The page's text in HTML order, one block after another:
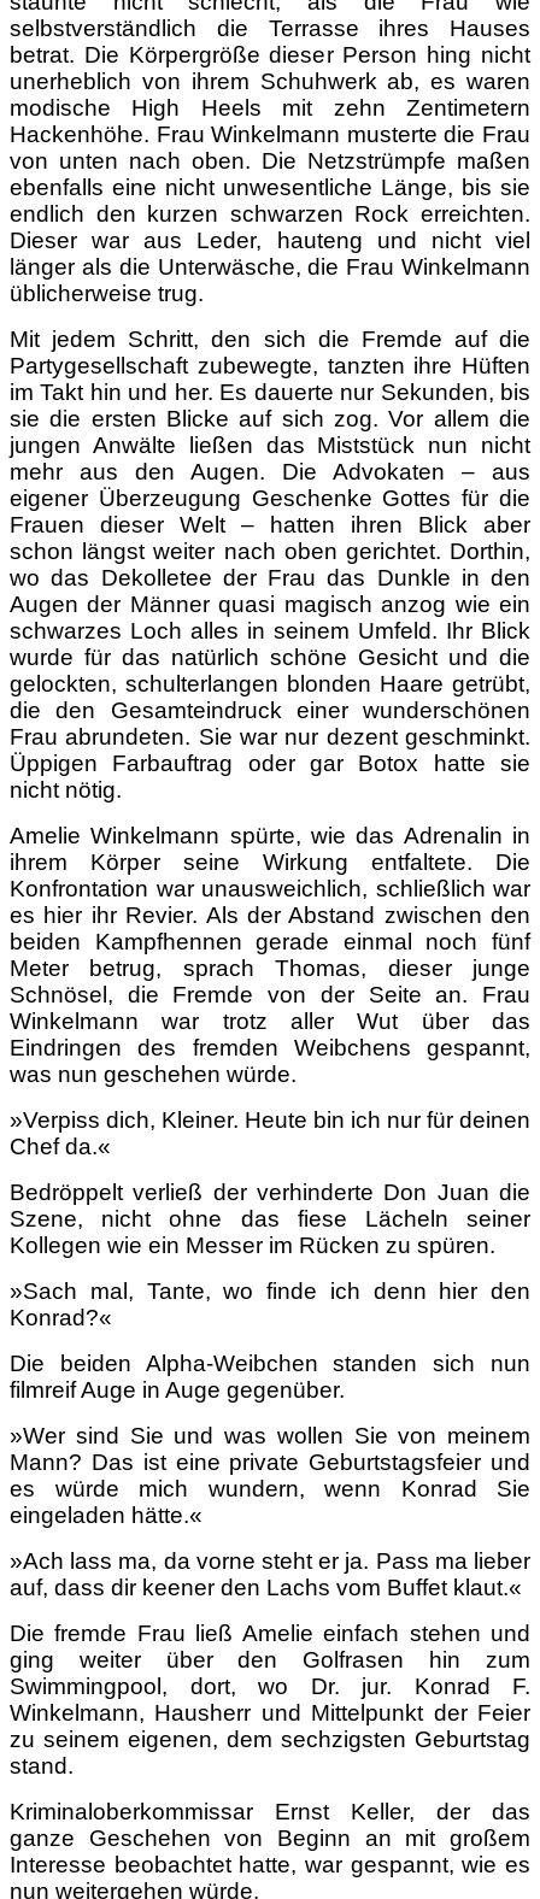
selbstverständlich die Terrasse ihres Hauses
betrat. Die Körpergröße dieser Person hing nicht
unerheblich von ihrem Schuhwerk ab, es waren
modische High Heels mit zehn Zentimetern
Hackenhöhe. Frau Winkelmann musterte die Frau
von unten nach oben. Die Netzstrümpfe maßen
ebenfalls eine nicht unwesentliche Länge, bis sie
endlich den kurzen schwarzen Rock erreichten.
Dieser war aus Leder, hauteng und nicht viel
länger als die Unterwäsche, die Frau Winkelmann
üblicherweise trug.
Mit jedem Schritt, den sich die Fremde auf die
Partygesellschaft zubewegte, tanzten ihre Hüften
im Takt hin und her. Es dauerte nur Sekunden, bis
sie die ersten Blicke auf sich zog. Vor allem die
jungen Anwälte ließen das Miststück nun nicht
mehr aus den Augen. Die Advokaten – aus
eigener Überzeugung Geschenke Gottes für die
Frauen dieser Welt – hatten ihren Blick aber
schon längst weiter nach oben gerichtet. Dorthin,
wo das Dekolletee der Frau das Dunkle in den
Augen der Männer quasi magisch anzog wie ein
schwarzes Loch alles in seinem Umfeld. Ihr Blick
wurde für das natürlich schöne Gesicht und die
gelockten, schulterlangen blonden Haare getrübt,
die den Gesamteindruck einer wunderschönen
Frau abrundeten. Sie war nur dezent geschminkt.
Üppigen Farbauftrag oder gar Botox hatte sie
nicht nötig.
Amelie Winkelmann spürte, wie das Adrenalin in
ihrem Körper seine Wirkung entfaltete. Die
Konfrontation war unausweichlich, schließlich war
es hier ihr Revier. Als der Abstand zwischen den
beiden Kampfhennen gerade einmal noch fünf
Meter betrug, sprach Thomas, dieser junge
Schnösel, die Fremde von der Seite an. Frau
Winkelmann war trotz aller Wut über das
Eindringen des fremden Weibchens gespannt,
was nun geschehen würde.
»Verpiss dich, Kleiner. Heute bin ich nur für deinen
Chef da.«
Bedröppelt verließ der verhinderte Don Juan die
Szene, nicht ohne das fiese Lächeln seiner
Kollegen wie ein Messer im Rücken zu spüren.
»Sach mal, Tante, wo finde ich denn hier den
Konrad?«
Die beiden Alpha-Weibchen standen sich nun
filmreif Auge in Auge gegenüber.
»Wer sind Sie und was wollen Sie von meinem
Mann? Das ist eine private Geburtstagsfeier und
es würde mich wundern, wenn Konrad Sie
eingeladen hätte.«
»Ach lass ma, da vorne steht er ja. Pass ma lieber
auf, dass dir keener den Lachs vom Buffet klaut.«
Die fremde Frau ließ Amelie einfach stehen und
ging weiter über den Golfrasen hin zum
Swimmingpool, dort, wo Dr. jur. Konrad F.
Winkelmann, Hausherr und Mittelpunkt der Feier
zu seinem eigenen, dem sechzigsten Geburtstag
stand.
Kriminaloberkommissar Ernst Keller, der das
ganze Geschehen von Beginn an mit großem
Interesse beobachtet hatte, war gespannt, wie es
nun weitergehen würde.